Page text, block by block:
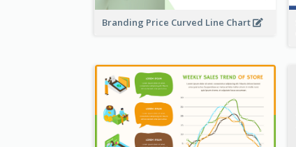
Branding Price Curved Line Chart